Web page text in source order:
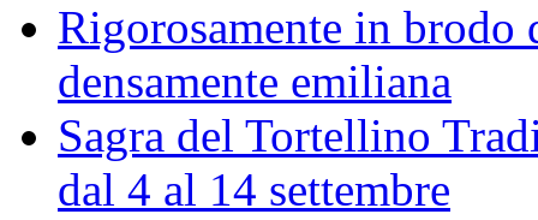
Rigorosamente in brodo
densamente emiliana
Sagra del Tortellino
dal 4 al 14 settembre